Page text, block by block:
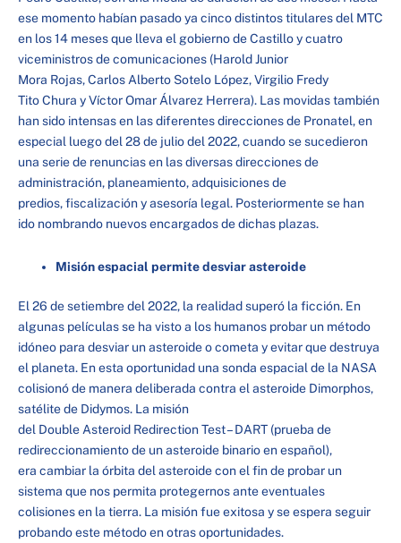
ese momento habían pasado ya cinco distintos titulares del MTC
en los 14 meses que lleva el gobierno de Castillo y cuatro
viceministros de comunicaciones (Harold Junior
Mora Rojas, Carlos Alberto Sotelo López, Virgilio Fredy
Tito Chura y Víctor Omar Álvarez Herrera). Las movidas también
han sido intensas en las diferentes direcciones de Pronatel, en
especial luego del 28 de julio del 2022, cuando se sucedieron
una serie de renuncias en las diversas direcciones de
administración, planeamiento, adquisiciones de
predios, fiscalización y asesoría legal. Posteriormente se han
ido nombrando nuevos encargados de dichas plazas.
Misión espacial permite desviar asteroide
El 26 de setiembre del 2022, la realidad superó la ficción. En
algunas películas se ha visto a los humanos probar un método
idóneo para desviar un asteroide o cometa y evitar que destruya
el planeta. En esta oportunidad una sonda espacial de la NASA
colisionó de manera deliberada contra el asteroide Dimorphos,
satélite de Didymos. La misión
del Double Asteroid Redirection Test – DART (prueba de
redireccionamiento de un asteroide binario en español),
era cambiar la órbita del asteroide con el fin de probar un
sistema que nos permita protegernos ante eventuales
colisiones en la tierra. La misión fue exitosa y se espera seguir
probando este método en otras oportunidades.